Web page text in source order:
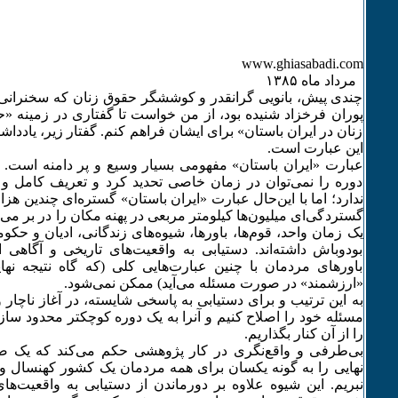
www.ghiasabadi.com
مرداد ماه ۱٣٨۵
چندی پیش، بانویی گرانقدر و کوششگر حقوق زنان که سخنرانی
پوران فرخزاد شنیده بود، از من خواست تا گفتاری در زمینه
زنان در ایران باستان» برای ایشان فراهم کنم. گفتار زیر،
این عبارت است.
عبارت «ایران باستان» مفهومی بسیار وسیع و پر دامنه است. با
دوره را نمی‌توان در زمان خاصی تحدید کرد و تعریف کامل
ندارد؛ اما با این‌حال عبارت «ایران باستان» گستره‌ای چندین
گستردگی‌ای میلیون‌ها کیلومتر مربعی در پهنه مکان را در بر
یک زمان واحد، قوم‌ها، باورها، شیوه‌های زندگانی، ادیان و
بودوباش داشته‌اند. دستیابی به واقعیت‌های تاریخی و
باورهای مردمان با چنین عبارت‌هایی کلی (که گاه نتیجه
«ارزشمند» در صورت مسئله می‌آید) ممکن نمی‌شود.
به این ترتیب و برای دستیابی به پاسخی شایسته، در آغاز
مسئله خود را اصلاح کنیم و آنرا به یک دوره کوچکتر محدود
را از آن کنار بگذاریم.
بی‌طرفی و واقع‌نگری در کار پژوهشی حکم می‌کند که یک
نهایی را به گونه یکسان برای همه مردمان یک کشور کهنسال و
نبریم. این شیوه علاوه بر دورماندن از دستیابی به